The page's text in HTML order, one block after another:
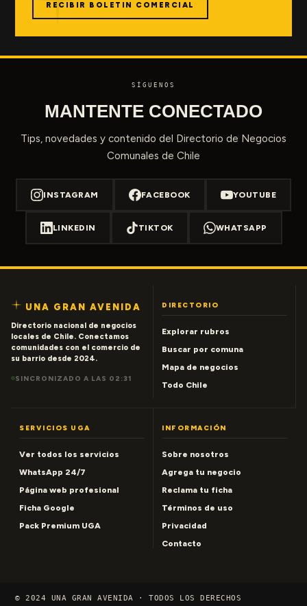
RECIBIR BOLETIN COMERCIAL
SÍGUENOS
MANTENTE CONECTADO
Tips, novedades y contenido del Directorio de Negocios
Comunales de Chile
INSTAGRAM FACEBOOK YOUTUBE
LINKEDIN TIKTOK WHATSAPP
UNA GRAN AVENIDA
Directorio nacional de negocios
locales de Chile. Conectamos
comunidades con el comercio de
su barrio desde 2024.
SINCRONIZADO A LAS 02:31
DIRECTORIO
Explorar rubros
Buscar por comuna
Mapa de negocios
Todo Chile
SERVICIOS UGA
Ver todos los servicios
WhatsApp 24/7
Página web profesional
Ficha Google
Pack Premium UGA
INFORMACIÓN
Sobre nosotros
Agrega tu negocio
Reclama tu ficha
Términos de uso
Privacidad
Contacto
© 2024 UNA GRAN AVENIDA · TODOS LOS DERECHOS